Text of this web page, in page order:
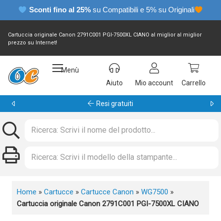
Sconti fino al 25% su Compatibili e 5% su Originali
Cartuccia originale Canon 2791C001 PGI-7500XL CIANO al miglior al miglior
prezzo su Internet!
Menù
Aiuto
Mio account Carrello
Garanzia 24 mesi
Home » Cartucce » Cartucce Canon » WG7500 »
Cartuccia originale Canon 2791C001 PGI-7500XL CIANO